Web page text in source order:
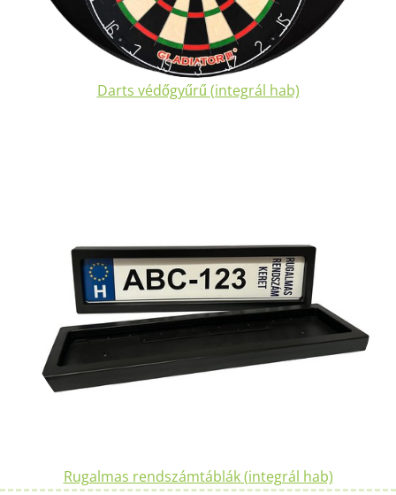
Darts védőgyűrű (integrál hab)
Rugalmas rendszámtáblák (integrál hab)